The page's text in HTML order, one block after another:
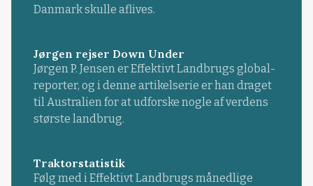
Danmark skulle aflives.
Jørgen rejser Down Under
Jørgen P. Jensen er Effektivt Landbrugs global-
reporter, og i denne artikelserie er han draget
til Australien for at udforske nogle af verdens
største landbrug.
Traktorstatistik
Følg med i Effektivt Landbrugs månedlige